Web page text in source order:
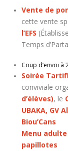
Vente de
cette vente
l’EFS
Temps
Coup d’envoi à
Soirée
conviviale
d’élèves), le
UBAKA, GV
Biou’Cans
Menu
papillotes